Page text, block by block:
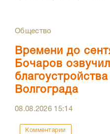
Общество
Времени до
Бочаров
Волгограда
08.08.2026 15:14
Комментарии